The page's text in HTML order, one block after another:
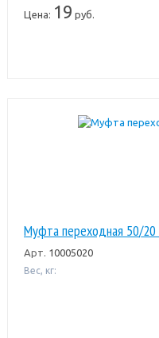
Цена: 19 руб.
Муфта переходная 50/
Арт. 10005020
Вес, кг: